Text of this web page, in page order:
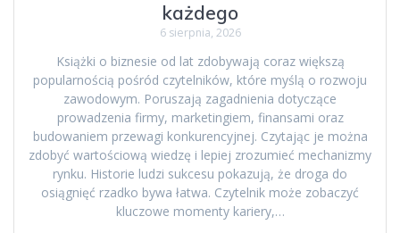
każdego
6 sierpnia, 2026
Książki o biznesie od lat zdobywają coraz większą
popularnością pośród czytelników, które myślą o rozwoju
zawodowym. Poruszają zagadnienia dotyczące
prowadzenia firmy, marketingiem, finansami oraz
budowaniem przewagi konkurencyjnej. Czytając je można
zdobyć wartościową wiedzę i lepiej zrozumieć mechanizmy
rynku. Historie ludzi sukcesu pokazują, że droga do
osiągnięć rzadko bywa łatwa. Czytelnik może zobaczyć
kluczowe momenty kariery,…